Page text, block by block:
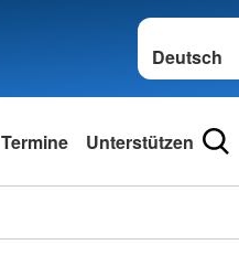
Sprache
Termine Unterstützen